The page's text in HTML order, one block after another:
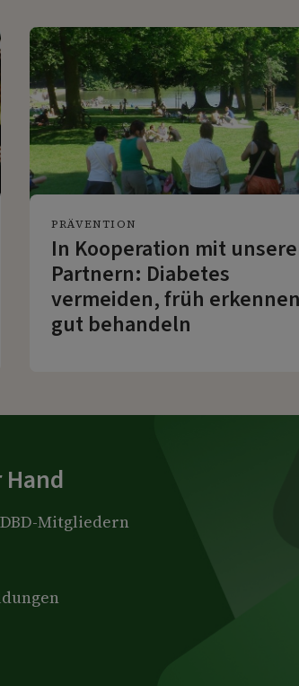
Arbeitsgemeinschaften
PRÄVENTION
In Kooperation mit
Partnern: Diabetes
vermeiden, früh
gut behandeln
Mitgliedern